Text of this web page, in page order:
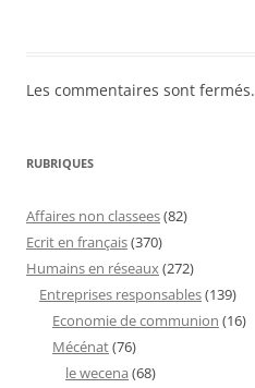
Les commentaires sont fermés.
RUBRIQUES
Affaires non classees(82)
Ecrit en français(370)
Humains en réseaux(272)
Entreprises responsables(139)
Economie de communion (16)
Mécénat(76)
le wecena (68)